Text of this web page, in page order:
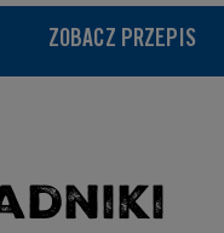
ZOBACZ PRZEPIS